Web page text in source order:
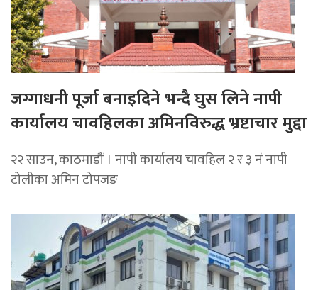
जग्गाधनी पूर्जा बनाइदिने भन्दै घुस लिने नापी
कार्यालय चावहिलका अमिनविरुद्ध भ्रष्टाचार मुद्दा
२२ साउन, काठमाडौं । नापी कार्यालय चावहिल २ र ३ नं नापी
टोलीका अमिन टोपजङ